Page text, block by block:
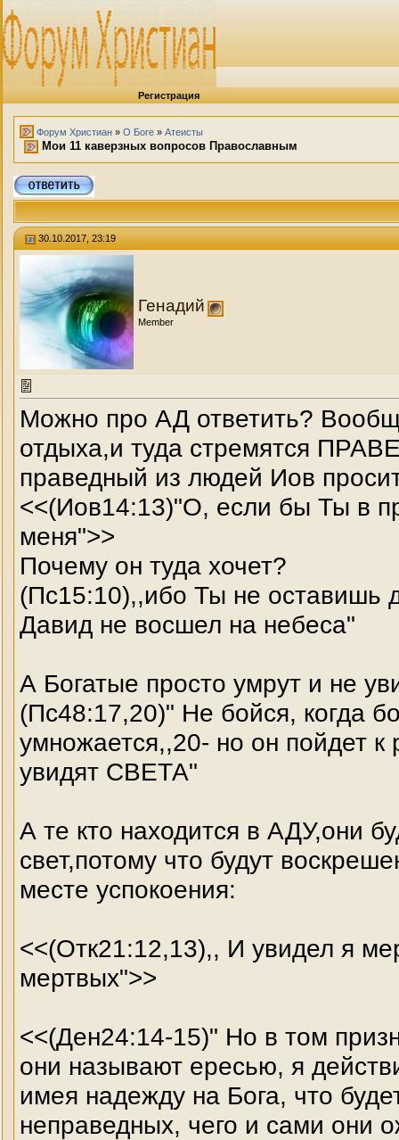
Регистрация
Форум Христиан » О Боге » Атеисты
Мои 11 каверзных вопросов Православным
30.10.2017, 23:19
Генадий
Member
Можно про АД ответить?
отдыха,и туда стремятся
праведный из людей Иов
<<(Иов14:13)"О, если бы Ты в
меня">>
Почему он туда хочет?
(Пс15:10),,ибо Ты не
Давид не восшел на небеса"
А Богатые просто умрут и не
(Пс48:17,20)" Не бойся, когда
умножается,,20- но он пойдет к
увидят СВЕТА"
А те кто находится в АДУ,они
свет,потому что будут
месте успокоения:
<<(Отк21:12,13),, И увидел я
мертвых">>
<<(Ден24:14-15)" Но в том
они называют ересью, я
имея надежду на Бога, что
неправедных, чего и сами они